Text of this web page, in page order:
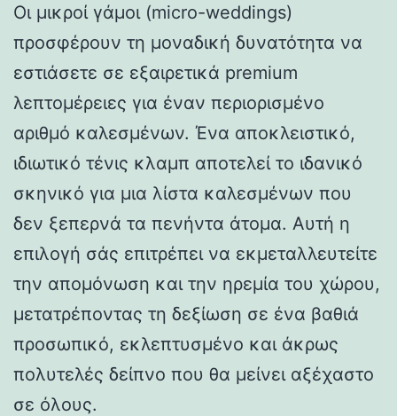
Οι μικροί γάμοι (micro-weddings)
προσφέρουν τη μοναδική δυνατότητα να
εστιάσετε σε εξαιρετικά premium
λεπτομέρειες για έναν περιορισμένο
αριθμό καλεσμένων. Ένα αποκλειστικό,
ιδιωτικό τένις κλαμπ αποτελεί το ιδανικό
σκηνικό για μια λίστα καλεσμένων που
δεν ξεπερνά τα πενήντα άτομα. Αυτή η
επιλογή σάς επιτρέπει να εκμεταλλευτείτε
την απομόνωση και την ηρεμία του χώρου,
μετατρέποντας τη δεξίωση σε ένα βαθιά
προσωπικό, εκλεπτυσμένο και άκρως
πολυτελές δείπνο που θα μείνει αξέχαστο
σε όλους.